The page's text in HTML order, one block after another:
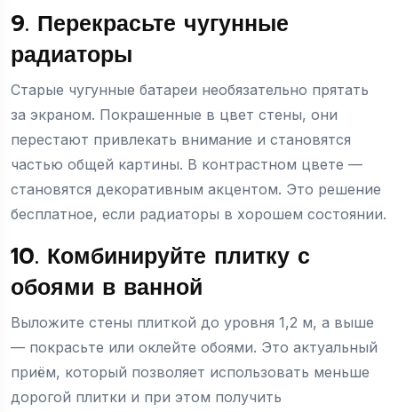
9. Перекрасьте чугунные
радиаторы
Старые чугунные батареи необязательно прятать
за экраном. Покрашенные в цвет стены, они
перестают привлекать внимание и становятся
частью общей картины. В контрастном цвете —
становятся декоративным акцентом. Это решение
бесплатное, если радиаторы в хорошем состоянии.
10. Комбинируйте плитку с
обоями в ванной
Выложите стены плиткой до уровня 1,2 м, а выше
— покрасьте или оклейте обоями. Это актуальный
приём, который позволяет использовать меньше
дорогой плитки и при этом получить